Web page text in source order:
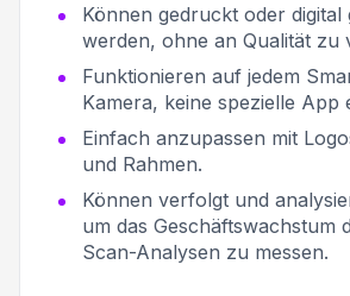
Können gedruckt oder digital
werden, ohne an Qualität zu
Funktionieren auf jedem
Kamera, keine spezielle App
Einfach anzupassen mit
und Rahmen.
Können verfolgt und
um das Geschäftswachstum
Scan-Analysen zu messen.